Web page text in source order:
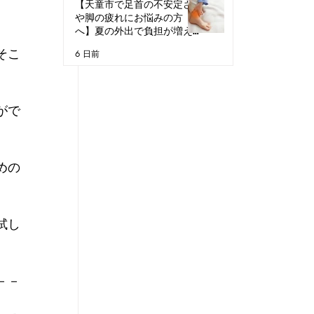
こ
で
の
し
－
【天童市で足首の不安定さ
や脚の疲れにお悩みの方
へ】夏の外出で負担が増え
6 日前